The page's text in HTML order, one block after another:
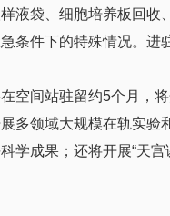
液袋、细胞培养板回收
条件下的特殊情况。进
空间站驻留约5个月，
多领域大规模在轨实验
学成果；还将开展“天宫